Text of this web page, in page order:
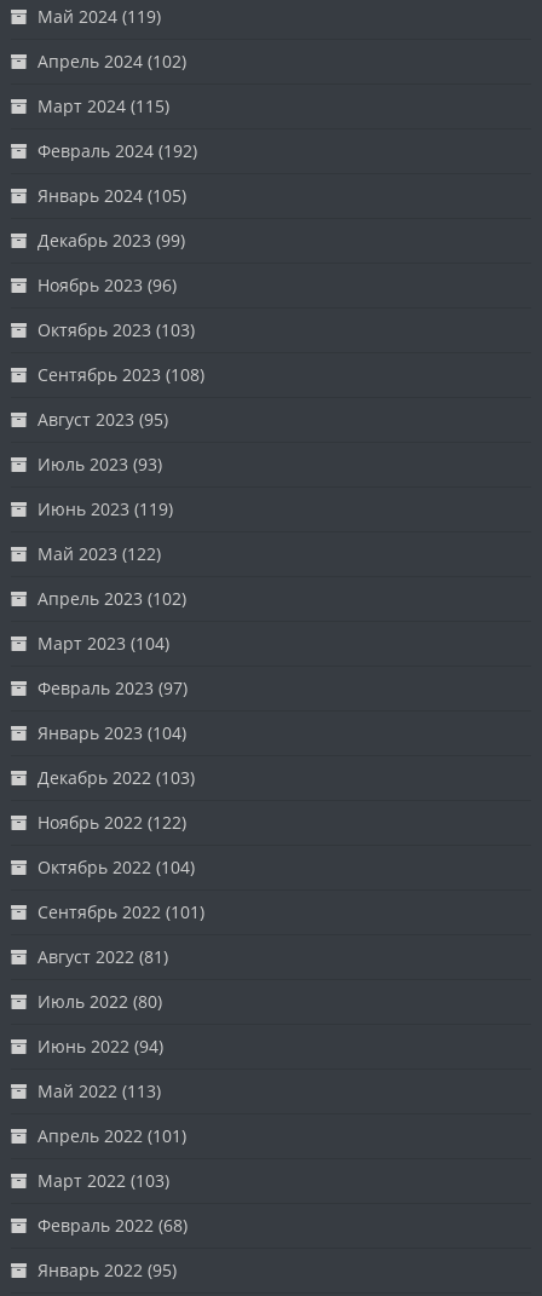
Май 2024 (119)
Апрель 2024 (102)
Март 2024 (115)
Февраль 2024 (192)
Январь 2024 (105)
Декабрь 2023 (99)
Ноябрь 2023 (96)
Октябрь 2023 (103)
Сентябрь 2023 (108)
Август 2023 (95)
Июль 2023 (93)
Июнь 2023 (119)
Май 2023 (122)
Апрель 2023 (102)
Март 2023 (104)
Февраль 2023 (97)
Январь 2023 (104)
Декабрь 2022 (103)
Ноябрь 2022 (122)
Октябрь 2022 (104)
Сентябрь 2022 (101)
Август 2022 (81)
Июль 2022 (80)
Июнь 2022 (94)
Май 2022 (113)
Апрель 2022 (101)
Март 2022 (103)
Февраль 2022 (68)
Январь 2022 (95)